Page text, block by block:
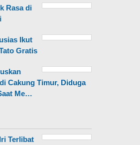
Rasa di
Ikut
Gratis
Cakung Timur, Diduga
Me…
Terlibat